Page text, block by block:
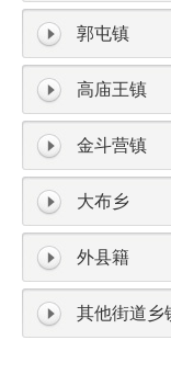
郭屯镇
高庙王镇
金斗营镇
大布乡
外县籍
其他街道乡